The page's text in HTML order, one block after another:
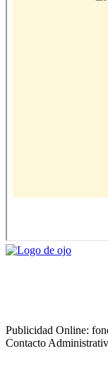
Publicidad Online:
Contacto